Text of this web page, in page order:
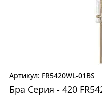
FR5420WL-01BS
Бра Серия - 420